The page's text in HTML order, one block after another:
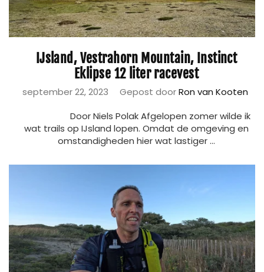
IJsland, Vestrahorn Mountain, Instinct
Eklipse 12 liter racevest
september 22, 2023 Gepost doorRon van Kooten
Door Niels Polak Afgelopen zomer wilde ik
wat trails op IJsland lopen. Omdat de omgeving en
omstandigheden hier wat lastiger ...